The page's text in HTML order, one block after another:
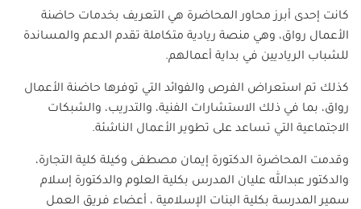
كانت إحدى أبرز محاور المحاضرة هي التعريف بخدمات حاضنة
الأعمال رواق، وهي منصة ريادية متكاملة تقدم الدعم والمساندة
للشباب الرياديين في بداية أعمالهم.
كذلك تم استعراض الفرص والفوائد التي توفرها حاضنة الأعمال
رواق، بما في ذلك الاستشارات الفنية، والتدريب، والشبكات
الاجتماعية التي تساعد على تطوير الأعمال الناشئة.
وقدمت المحاضرة الدكتورة إيمان مصطفى وكيلة كلية التجارة،
والدكتور عبدالله عليان المدرس بكلية العلوم والدكتورة إسلام
سمير المدرسة بكلية البنات الإسلامية ، أعضاء فريق العمل